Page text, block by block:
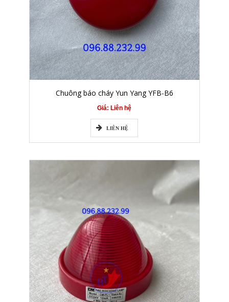
Chuông báo cháy Yun Yang YFB-B6
Giá: Liên hệ
LIÊN HỆ